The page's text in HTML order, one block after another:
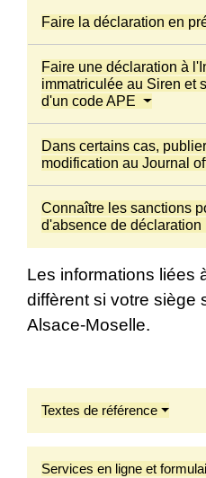
Faire la déclaration en
Faire une déclaration à
immatriculée au Siren et
d'un code APE
Dans certains cas,
modification au Journal
Connaître les sanctions
d'absence de déclaration
Les informations liées
diffèrent si votre siège
Alsace-Moselle.
Textes de référence
Services en ligne et